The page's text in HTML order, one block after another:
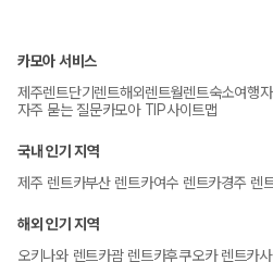
카모아 서비스
제주렌트단기렌트해외렌트월렌트숙소여행
자주 묻는 질문카모아 TIP사이트맵
국내 인기 지역
제주 렌트카부산 렌트카여수 렌트카경주 렌
해외 인기 지역
오키나와 렌트카괌 렌트카후쿠오카 렌트카